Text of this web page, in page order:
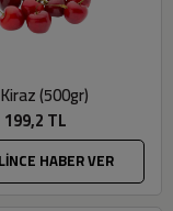
(500gr)
199,2 TL
HABER VER